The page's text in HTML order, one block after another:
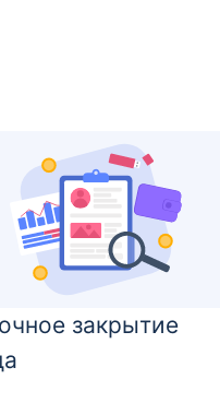
закрытие